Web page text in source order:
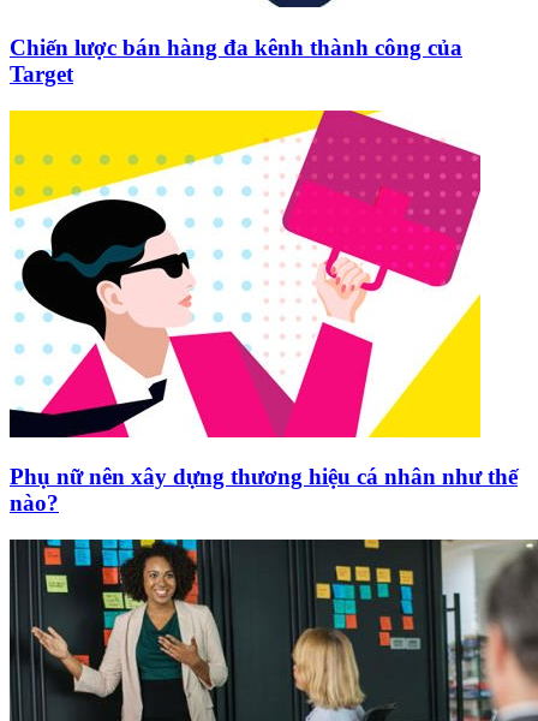
Chiến lược bán hàng đa kênh thành công của
Target
Phụ nữ nên xây dựng thương hiệu cá nhân như thế
nào?